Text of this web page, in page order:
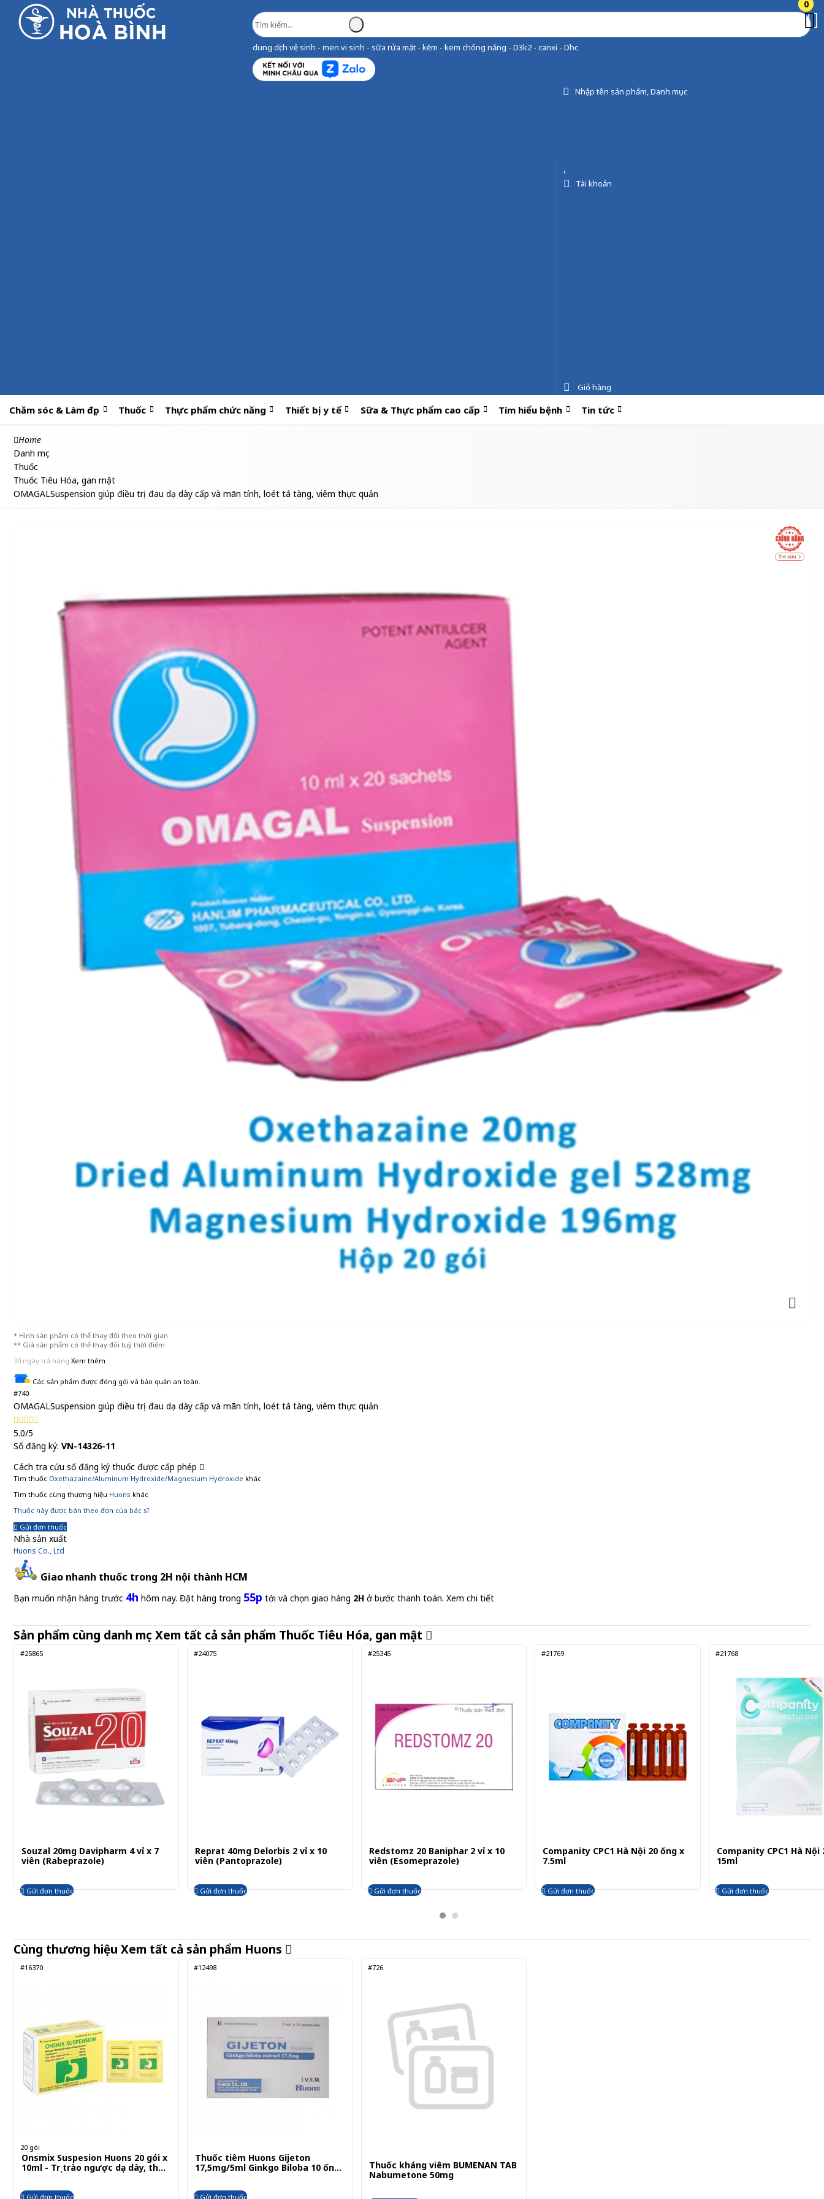
dung dịch vệ sinh - men vi sinh - sữa rửa mặt - kẽm - kem chống nắng - D3k2 - canxi - Dhc
Nhập tên sản phẩm, Danh mục
0
Tài khoản
0
Giỏ hàng
Chăm sóc & Làm đẹp Thuốc Thực phẩm chức năng Thiết bị y tế Sữa & Thực phẩm cao cấp Tìm hiểu bệnh Tin tức
Home
Danh mục
Thuốc
Thuốc Tiêu Hóa, gan mật
OMAGALSuspension giúp điều trị đau dạ dày cấp và mãn tính, loét tá tàng, viêm thực quản
* Hình sản phẩm có thể thay đổi theo thời gian
** Giá sản phẩm có thể thay đổi tuỳ thời điểm
30 ngày trả hàng Xem thêm
Các sản phẩm được đóng gói và bảo quản an toàn.
#740
OMAGALSuspension giúp điều trị đau dạ dày cấp và mãn tính, loét tá tàng, viêm thực quản
5.0/5
Số đăng ký: VN-14326-11
Cách tra cứu số đăng ký thuốc được cấp phép
Tìm thuốc Oxethazaine/Aluminum Hydroxide/Magnesium Hydroxide khác
Tìm thuốc cùng thương hiệu Huons khác
Thuốc này được bán theo đơn của bác sĩ
Gửi đơn thuốc
Nhà sản xuất
Huons Co., Ltd
Giao nhanh thuốc trong 2H nội thành HCM
Bạn muốn nhận hàng trước 4h hôm nay. Đặt hàng trong 55p tới và chọn giao hàng 2H ở bước thanh toán. Xem chi tiết
Sản phẩm cùng danh mục Xem tất cả sản phẩm Thuốc Tiêu Hóa, gan mật
#25865
Souzal 20mg Davipharm 4 vỉ x 7
viên (Rabeprazole)
Gửi đơn thuốc
#24075
Reprat 40mg Delorbis 2 vỉ x 10
viên (Pantoprazole)
Gửi đơn thuốc
#25345
Redstomz 20 Baniphar 2 vỉ x 10
viên (Esomeprazole)
Gửi đơn thuốc
#21769
Companity CPC1 Hà Nội 20 ống x
7.5ml
Gửi đơn thuốc
#21768
Companity CPC1 Hà Nội
15ml
Gửi đơn thuốc
Cùng thương hiệu Xem tất cả sản phẩm Huons
#16370
20 gói
Onsmix Suspesion Huons 20 gói x
10ml - Trị trào ngược dạ dày, thực
Gửi đơn thuốc
#12498
Thuốc tiêm Huons Gijeton
17,5mg/5ml Ginkgo Biloba 10 ống
Gửi đơn thuốc
#726
Thuốc kháng viêm BUMENAN TAB
Nabumetone 50mg